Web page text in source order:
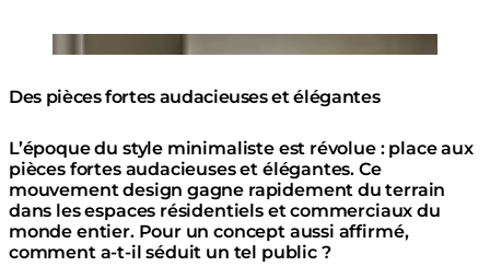
Des pièces fortes audacieuses et élégantes
L’époque du style minimaliste est révolue : place aux
pièces fortes audacieuses et élégantes. Ce
mouvement design gagne rapidement du terrain
dans les espaces résidentiels et commerciaux du
monde entier. Pour un concept aussi affirmé,
comment a-t-il séduit un tel public ?